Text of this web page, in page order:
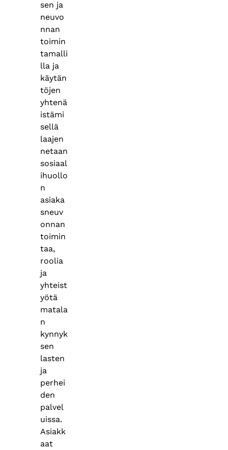
sen ja
neuvo
nnan
toimin
tamalli
lla ja
käytän
töjen
yhtenä
istämi
sellä
laajen
netaan
sosiaal
ihuollo
n
asiaka
sneuv
onnan
toimin
taa,
roolia
ja
yhteist
yötä
matala
n
kynnyk
sen
lasten
ja
perhei
den
palvel
uissa.
Asiakk
aat